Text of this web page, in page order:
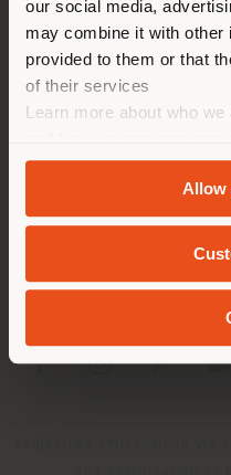
our social media,
may combine it with other
provided to them or that
of their services
Learn more about who
andCookie Policy.
Allow
zu
tätigen
UNTERNEHMEN
PRODUKTLINIEN
INFO &